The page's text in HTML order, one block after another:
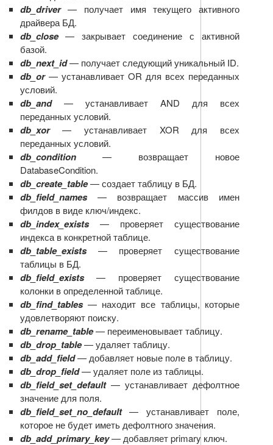
db_driver— получает имя текущего активного
драйвера БД.
db_close— закрывает соединение с активной
базой.
db_next_id— получает следующий уникальный ID.
db_or— устанавливает OR для всех переданных
условий.
db_and— устанавливает AND для всех
переданных условий.
db_xor— устанавливает XOR для всех
переданных условий.
db_condition— возвращает новое
DatabaseCondition.
db_create_table— создает таблицу в БД.
db_field_names— возвращает массив имен
филдов в виде ключ/индекс.
db_index_exists— проверяет существование
индекса в конкретной таблице.
db_table_exists— проверяет существование
таблицы в БД.
db_field_exists— проверяет существование
колонки в определенной таблице.
db_find_tables— находит все таблицы, которые
удовлетворяют поиску.
db_rename_table— переименовывает таблицу.
db_drop_table— удаляет таблицу.
db_add_field— добавляет новые поле в таблицу.
db_drop_field— удаляет поле из таблицы.
db_field_set_default— устанавливает дефолтное
значение для поля.
db_field_set_no_default— устанавливает поле,
которое не будет иметь дефолтного значения.
db_add_primary_key— добавляет primary ключ.